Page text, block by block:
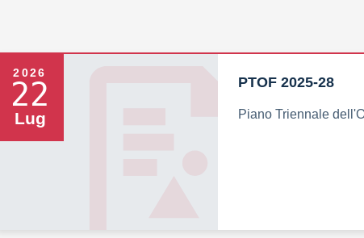
2026
22
Lug
PTOF 2025-28
Piano Triennale